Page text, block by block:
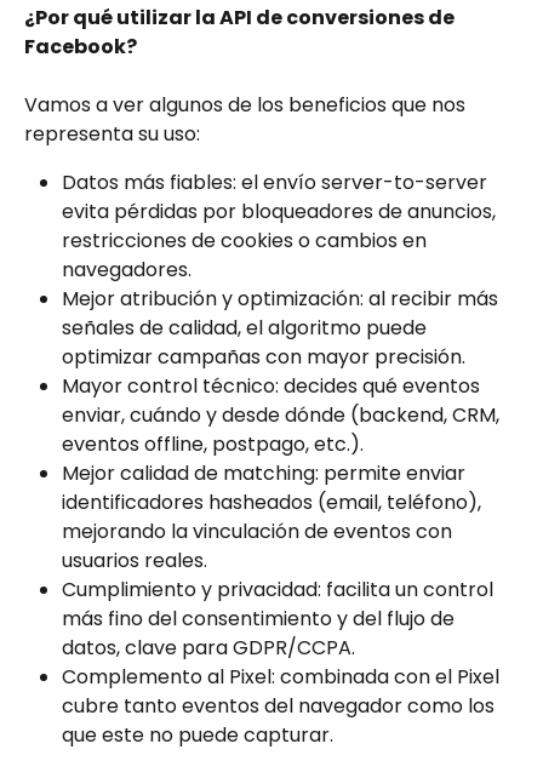
¿Por qué utilizar la API de conversiones de
Facebook?
Vamos a ver algunos de los beneficios que nos
representa su uso:
Datos más fiables: el envío server-to-server
evita pérdidas por bloqueadores de anuncios,
restricciones de cookies o cambios en
navegadores.
Mejor atribución y optimización: al recibir más
señales de calidad, el algoritmo puede
optimizar campañas con mayor precisión.
Mayor control técnico: decides qué eventos
enviar, cuándo y desde dónde (backend, CRM,
eventos offline, postpago, etc.).
Mejor calidad de matching: permite enviar
identificadores hasheados (email, teléfono),
mejorando la vinculación de eventos con
usuarios reales.
Cumplimiento y privacidad: facilita un control
más fino del consentimiento y del flujo de
datos, clave para GDPR/CCPA.
Complemento al Pixel: combinada con el Pixel
cubre tanto eventos del navegador como los
que este no puede capturar.